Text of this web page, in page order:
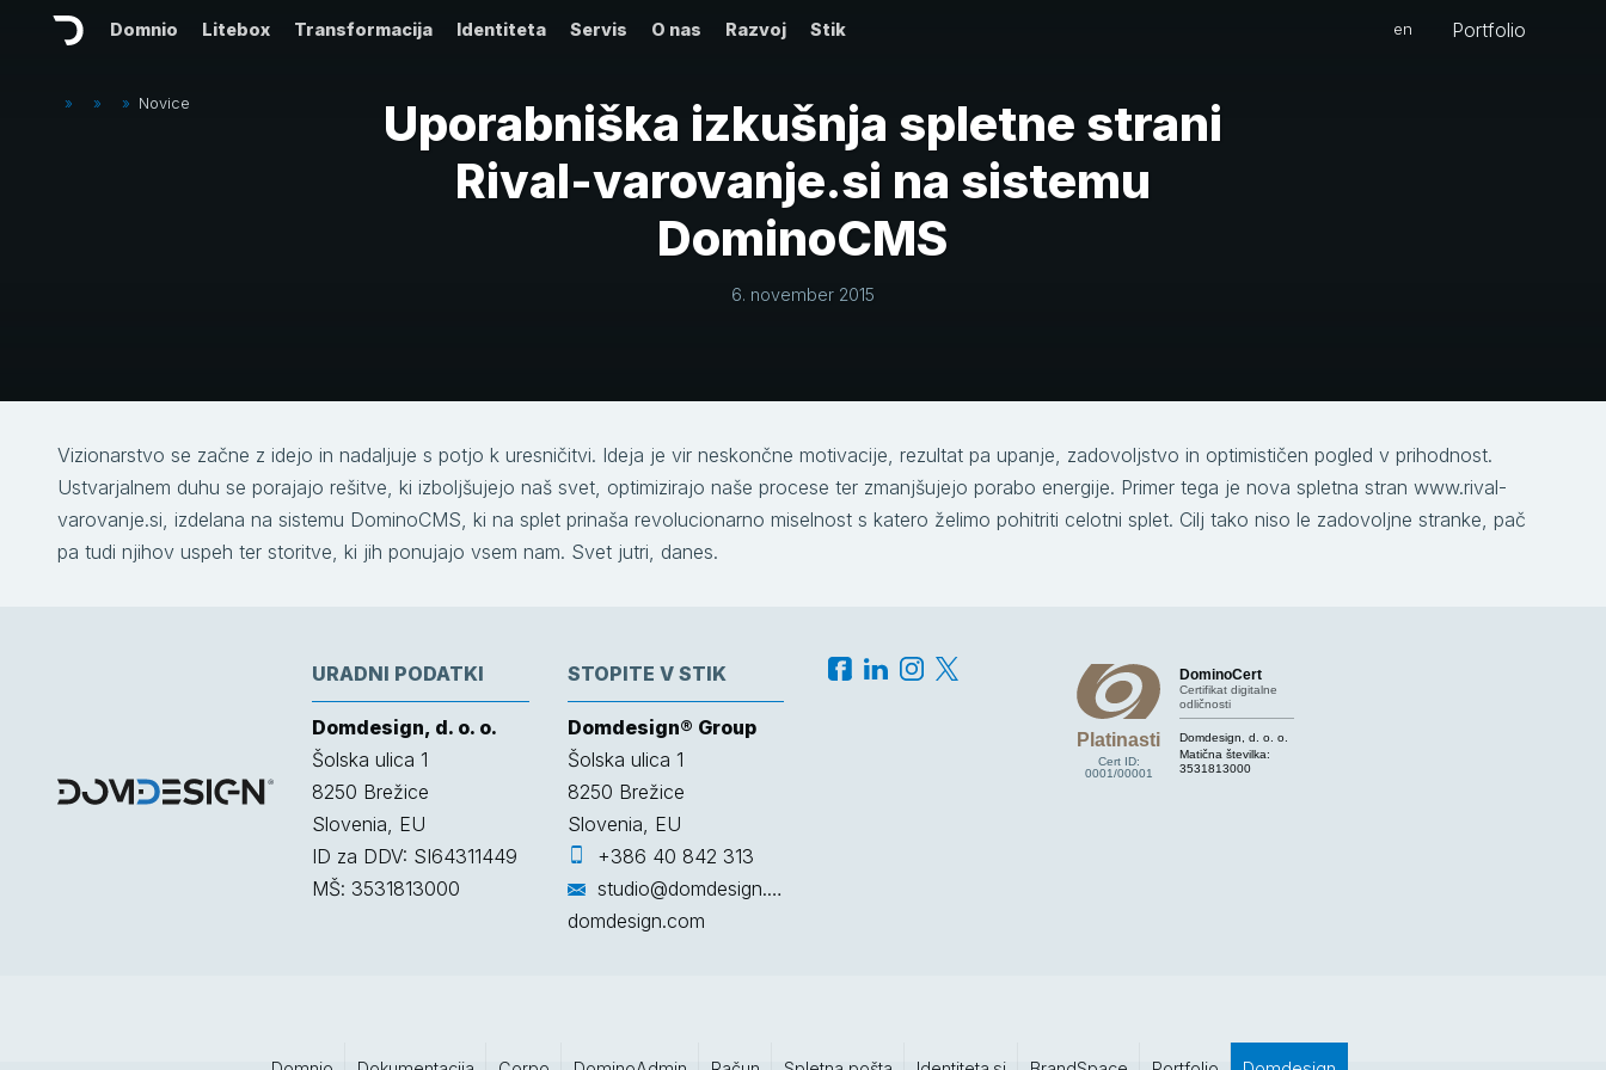
Domnio Litebox Transformacija Identiteta Servis O nas Razvoj Stik Portfolio
en
» » » Novice
Uporabniška izkušnja spletne strani
Rival-varovanje.si na sistemu
DominoCMS
6. november 2015
Vizionarstvo se začne z idejo in nadaljuje s potjo k uresničitvi. Ideja je vir neskončne motivacije, rezultat pa upanje, zadovoljstvo in optimističen pogled v prihodnost.
Ustvarjalnem duhu se porajajo rešitve, ki izboljšujejo naš svet, optimizirajo naše procese ter zmanjšujejo porabo energije. Primer tega je nova spletna stran www.rival-
varovanje.si, izdelana na sistemu DominoCMS​, ki na splet prinaša revolucionarno miselnost s katero želimo pohitriti celotni splet. Cilj tako niso le zadovoljne stranke, pač
pa tudi njihov uspeh ter storitve, ki jih ponujajo vsem nam. Svet jutri, danes.
URADNI PODATKI
Domdesign, d. o. o.
Šolska ulica 1
8250 Brežice
Slovenia, EU
ID za DDV: SI64311449
MŠ: 3531813000
STOPITE V STIK
Domdesign® Group
Šolska ulica 1
8250 Brežice
Slovenia, EU
+386 40 842 313
studio@domdesign.com
domdesign.com
Platinasti
Cert ID:
0001/00001
DominoCert
Certifikat digitalne
odličnosti
Domdesign, d. o. o.
Matična številka:
3531813000